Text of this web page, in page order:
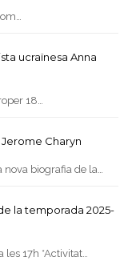
ucraïnesa Anna
18…
Jerome Charyn
biografia de la…
la temporada 2025-
les 17h *Activitat…